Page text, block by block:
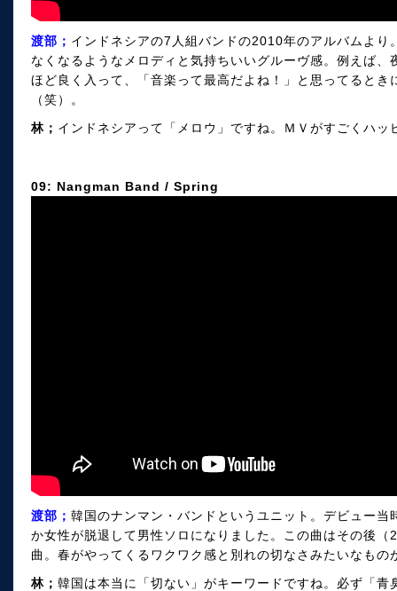
渡部； インドネシアの7人組バンドの2010年のアルバムよ
なくなるようなメロディと気持ちいいグルーヴ感。例えば
ほど良く入って、「音楽って最高だよね！」と思ってると
（笑）。
林； インドネシアって「メロウ」ですね。ＭＶがすごくハッ
09: Nangman Band / Spring
渡部； 韓国のナンマン・バンドというユニット。デビュー
か女性が脱退して男性ソロになりました。この曲はその後
曲。春がやってくるワクワク感と別れの切なさみたいなも
林； 韓国は本当に「切ない」がキーワードですね。必ず「